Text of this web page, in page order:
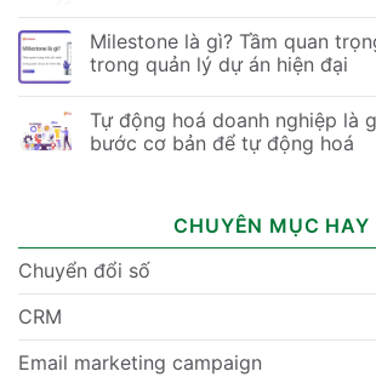
Milestone là gì? Tầm quan
trong quản lý dự án hiện đại
Tự động hoá doanh nghiệp là
bước cơ bản để tự động hoá
CHUYÊN MỤC HAY
Chuyển đổi số
CRM
Email marketing campaign